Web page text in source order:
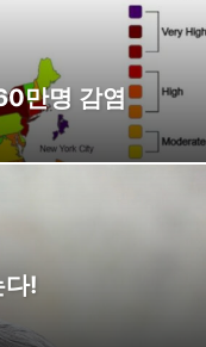
만명 감염
다!